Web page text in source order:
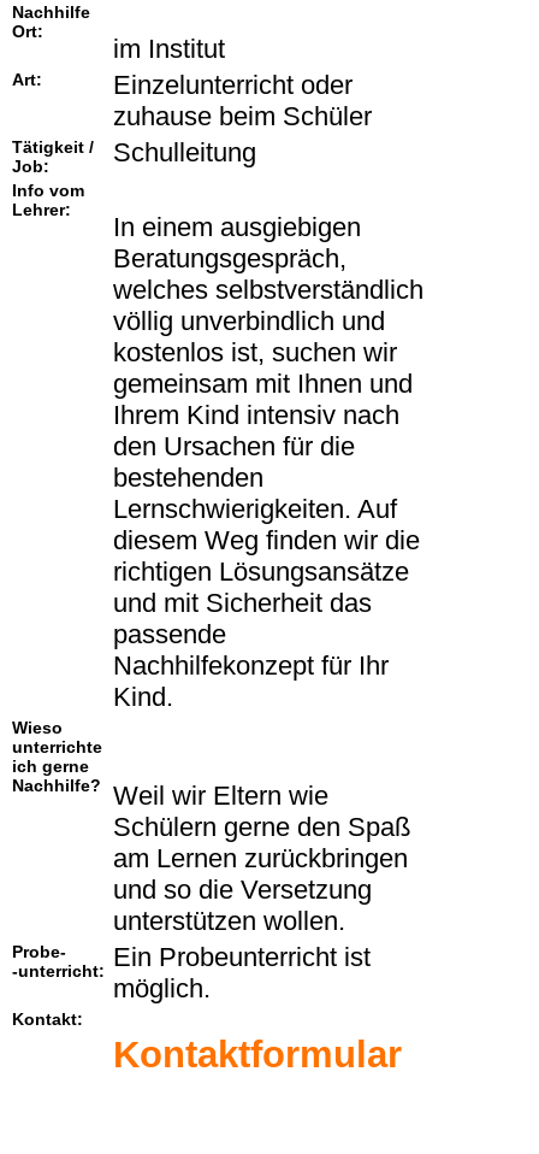
Nachhilfe
Ort:
im Institut
Art:
Einzelunterricht oder
zuhause beim Schüler
Tätigkeit /
Job:
Schulleitung
Info vom
Lehrer:
In einem ausgiebigen
Beratungsgespräch,
welches selbstverständlich
völlig unverbindlich und
kostenlos ist, suchen wir
gemeinsam mit Ihnen und
Ihrem Kind intensiv nach
den Ursachen für die
bestehenden
Lernschwierigkeiten. Auf
diesem Weg finden wir die
richtigen Lösungsansätze
und mit Sicherheit das
passende
Nachhilfekonzept für Ihr
Kind.
Wieso
unterrichte
ich gerne
Nachhilfe?
Weil wir Eltern wie
Schülern gerne den Spaß
am Lernen zurückbringen
und so die Versetzung
unterstützen wollen.
Probe-
-unterricht: Ein Probeunterricht ist
möglich.
Kontakt:
Kontaktformular